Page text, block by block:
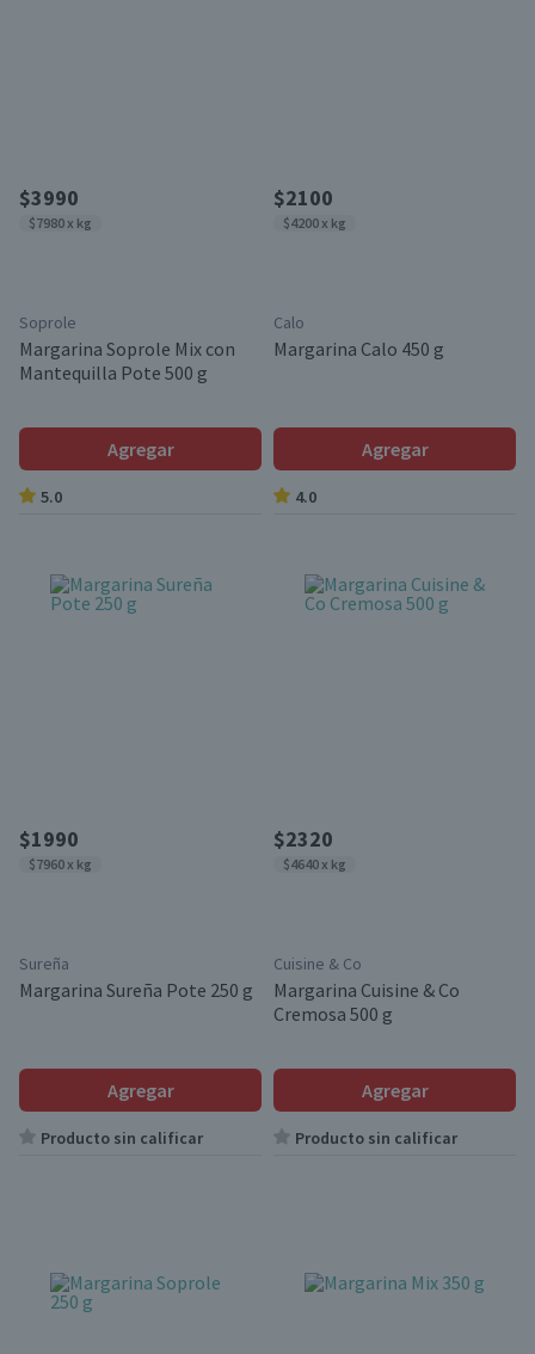
$3990
$7980 x kg
Soprole
Margarina Soprole Mix con
Mantequilla Pote 500 g
Agregar
5.0
$2100
$4200 x kg
Calo
Margarina Calo 450 g
Agregar
4.0
$1990
$7960 x kg
Sureña
Margarina Sureña Pote 250 g
Agregar
Producto sin calificar
$2320
$4640 x kg
Cuisine & Co
Margarina Cuisine & Co
Cremosa 500 g
Agregar
Producto sin calificar